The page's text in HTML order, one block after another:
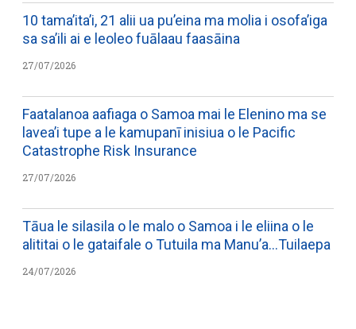
10 tama’ita’i, 21 alii ua pu’eina ma molia i osofa’iga
sa sa’ili ai e leoleo fuālaau faasāina
27/07/2026
Faatalanoa aafiaga o Samoa mai le Elenino ma se
lavea’i tupe a le kamupanī inisiua o le Pacific
Catastrophe Risk Insurance
27/07/2026
Tāua le silasila o le malo o Samoa i le eliina o le
alititai o le gataifale o Tutuila ma Manu’a…Tuilaepa
24/07/2026